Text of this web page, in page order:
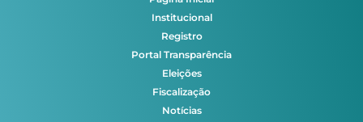
Institucional
Registro
Portal Transparência
Eleições
Fiscalização
Notícias